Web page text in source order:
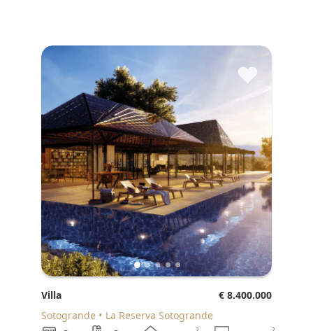
♥
Villa
€ 8.400.000
Sotogrande
La Reserva Sotogrande